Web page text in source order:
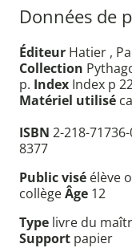
Données de
Éditeur Hatier ,
Collection
p. Index Index p
Matériel utilisé
ISBN 2-218-
8377
Public visé élève
collègeÂge 12
Type livre du
Support papier